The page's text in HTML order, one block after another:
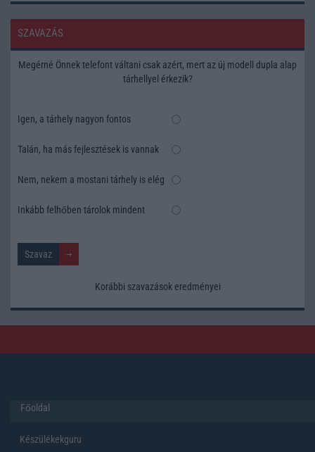
SZAVAZÁS
Megérné Önnek telefont váltani csak azért, mert az új modell dupla alap
tárhellyel érkezik?
Igen, a tárhely nagyon fontos
Talán, ha más fejlesztések is vannak
Nem, nekem a mostani tárhely is elég
Inkább felhőben tárolok mindent
Korábbi szavazások eredményei
Főoldal
Készülékekguru